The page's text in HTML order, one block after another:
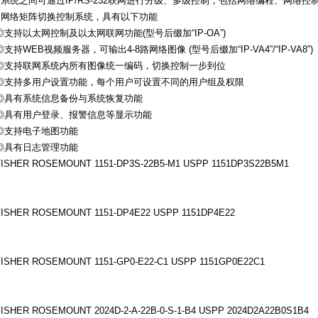
络矩阵切换控制系统，具有以下功能
持以太网控制及以太网联网功能(型号后缀加“IP-OA”)
持WEB视频服务器，可输出4-8路网络图像 (型号后缀加“IP-VA4”/“IP-VA8”)
持联网系统内所有图像统一编码，切换控制一步到位
持多用户设置功能，每个用户可设置不同的用户组及权限
有系统信息备份与系统恢复功能
有用户登录、报警信息等显示功能
持电子地图功能
有日志管理功能
ROSEMOUNT 1151-DP3S-22B5-M1 USPP 1151DP3S22B5M1
ROSEMOUNT 1151-DP4E22 USPP 1151DP4E22
ROSEMOUNT 1151-GP0-E22-C1 USPP 1151GP0E22C1
ROSEMOUNT 2024D-2-A-22B-0-S-1-B4 USPP 2024D2A22B0S1B4